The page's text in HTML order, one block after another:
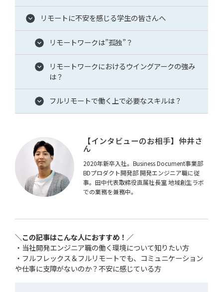
Copyright© WingArc1st Inc. All Rights Reserved.
リモートに不安を感じる学生の皆さんへ
リモートワークは”孤独”？
リモートワークにおけるウイングアークの強み
は？
フルリモートで働く上で必要なスキルは？
【インタビューのお相手】仲井さ
ん
2020年新卒入社。Business Document事業部
BDプロダクト開発部 開発エンジニア職に従
事。田中代表取締役直属社長室 地域創生ラボ
での業務を兼務中。
＼この記事はこんな人におすすめ！／
・当社開発エンジニア職の働く環境について知りたい方
・フルフレックス＆フルリモートでも、コミュニケーション
や仕事に支障がないのか？不安に感じている方